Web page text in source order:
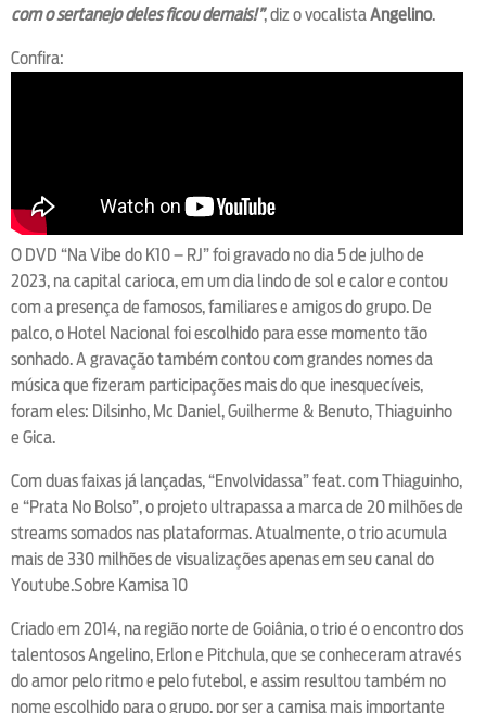
com o sertanejo deles ficou demais!”, diz o vocalistaAngelino.
Confira:
O DVD “Na Vibe do K10 – RJ” foi gravado no dia 5 de julho de
2023, na capital carioca, em um dia lindo de sol e calor e contou
com a presença de famosos, familiares e amigos do grupo. De
palco, o Hotel Nacional foi escolhido para esse momento tão
sonhado. A gravação também contou com grandes nomes da
música que fizeram participações mais do que inesquecíveis,
foram eles: Dilsinho, Mc Daniel, Guilherme & Benuto, Thiaguinho
e Gica.
Com duas faixas já lançadas, “Envolvidassa” feat. com Thiaguinho,
e “Prata No Bolso”, o projeto ultrapassa a marca de 20 milhões de
streams somados nas plataformas. Atualmente, o trio acumula
mais de 330 milhões de visualizações apenas em seu canal do
Youtube.Sobre Kamisa 10
Criado em 2014, na região norte de Goiânia, o trio é o encontro dos
talentosos Angelino, Erlon e Pitchula, que se conheceram através
do amor pelo ritmo e pelo futebol, e assim resultou também no
nome escolhido para o grupo, por ser a camisa mais importante